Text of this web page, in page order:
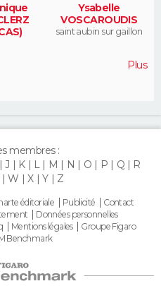
Ysabelle
VOSCAROUDIS
saint aubin sur gaillon
Plus
membres :
J K L M N O P Q
R
W X Y Z
éditoriale Publicité
Contact
Données personnelles
Mentions légales
Groupe Figaro
Benchmark